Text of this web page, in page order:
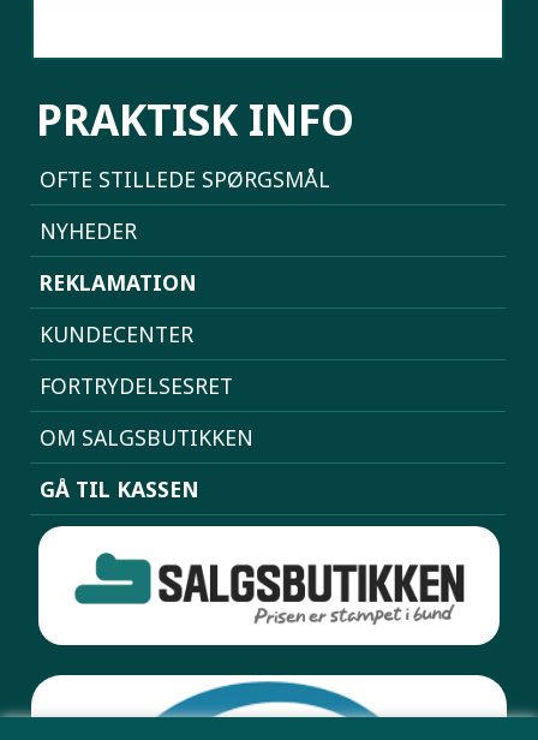
PRAKTISK INFO
OFTE STILLEDE SPØRGSMÅL
NYHEDER
REKLAMATION
KUNDECENTER
FORTRYDELSESRET
OM SALGSBUTIKKEN
GÅ TIL KASSEN